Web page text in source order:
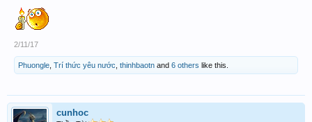
2/11/17
Phuongle Trí thức yêu nước thinhbaotn and 6 others like this.
cunhoc